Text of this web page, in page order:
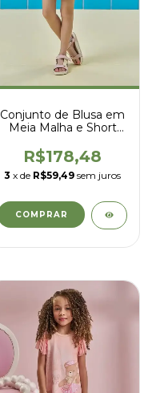
Conjunto de Blusa em
Meia Malha e Short
- Kukiê - 96587
R$178,48
3 x de R$59,49 sem juros
COMPRAR